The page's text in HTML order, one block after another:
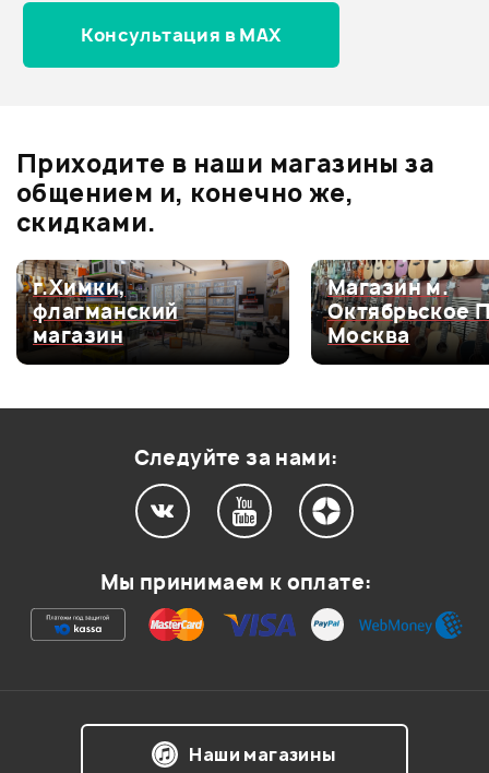
0.0
Оценка5
0
Оценка4
0
Оценка3
0
Архив товаров - новинки
Ваша оценка:
Консультация в MAX
Приходите в наши магазины за
общением и, конечно же,
скидками.
г.Химки,
флагманский
магазин
Магазин м.
Октябрьское
Москва
Следуйте за нами:
Мы принимаем к оплате:
Наши магазины